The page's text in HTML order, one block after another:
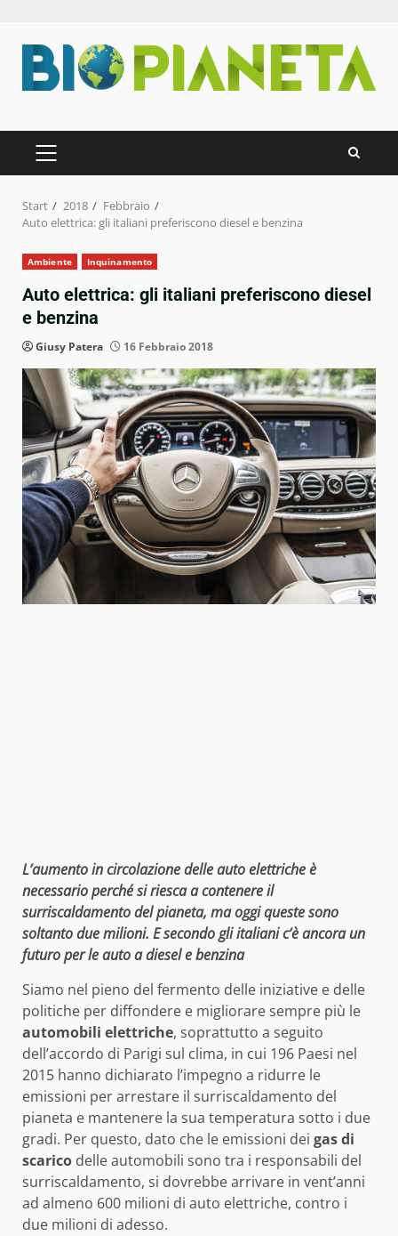
Inhalt
springen
PRIMÄRES
MENÜ
Start 2018
Febbraio
Auto elettrica: gli italiani preferiscono diesel e benzina
Ambiente Inquinamento
Auto elettrica: gli italiani preferiscono diesel
e benzina
Giusy Patera 16 Febbraio 2018
L’aumento in circolazione delle auto elettriche è
necessario perché si riesca a contenere il
surriscaldamento del pianeta, ma oggi queste sono
soltanto due milioni. E secondo gli italiani c’è ancora un
futuro per le auto a diesel e benzina
Siamo nel pieno del fermento delle iniziative e delle
politiche per diffondere e migliorare sempre più le
automobili elettriche, soprattutto a seguito
dell’accordo di Parigi sul clima, in cui 196 Paesi nel
2015 hanno dichiarato l’impegno a ridurre le
emissioni per arrestare il surriscaldamento del
pianeta e mantenere la sua temperatura sotto i due
gradi. Per questo, dato che le emissioni dei gas di
scarico delle automobili sono tra i responsabili del
surriscaldamento, si dovrebbe arrivare in vent’anni
ad almeno 600 milioni di auto elettriche, contro i
due milioni di adesso.